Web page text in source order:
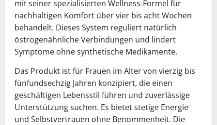
mit seiner spezialisierten Wellness-Formel für
nachhaltigen Komfort über vier bis acht Wochen
behandelt. Dieses System reguliert natürlich
östrogenähnliche Verbindungen und lindert
Symptome ohne synthetische Medikamente.
Das Produkt ist für Frauen im Alter von vierzig bis
fünfundsechzig Jahren konzipiert, die einen
geschäftigen Lebensstil führen und zuverlässige
Unterstützung suchen. Es bietet stetige Energie
und Selbstvertrauen ohne Benommenheit. Die